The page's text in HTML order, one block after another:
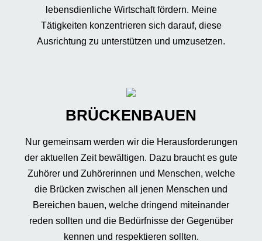
lebensdienliche Wirtschaft fördern. Meine
Tätigkeiten konzentrieren sich darauf, diese
Ausrichtung zu unterstützen und umzusetzen.
BRÜCKENBAUEN
Nur gemeinsam werden wir die Herausforderungen
der aktuellen Zeit bewältigen. Dazu braucht es gute
Zuhörer und Zuhörerinnen und Menschen, welche
die Brücken zwischen all jenen Menschen und
Bereichen bauen, welche dringend miteinander
reden sollten und die Bedürfnisse der Gegenüber
kennen und respektieren sollten.